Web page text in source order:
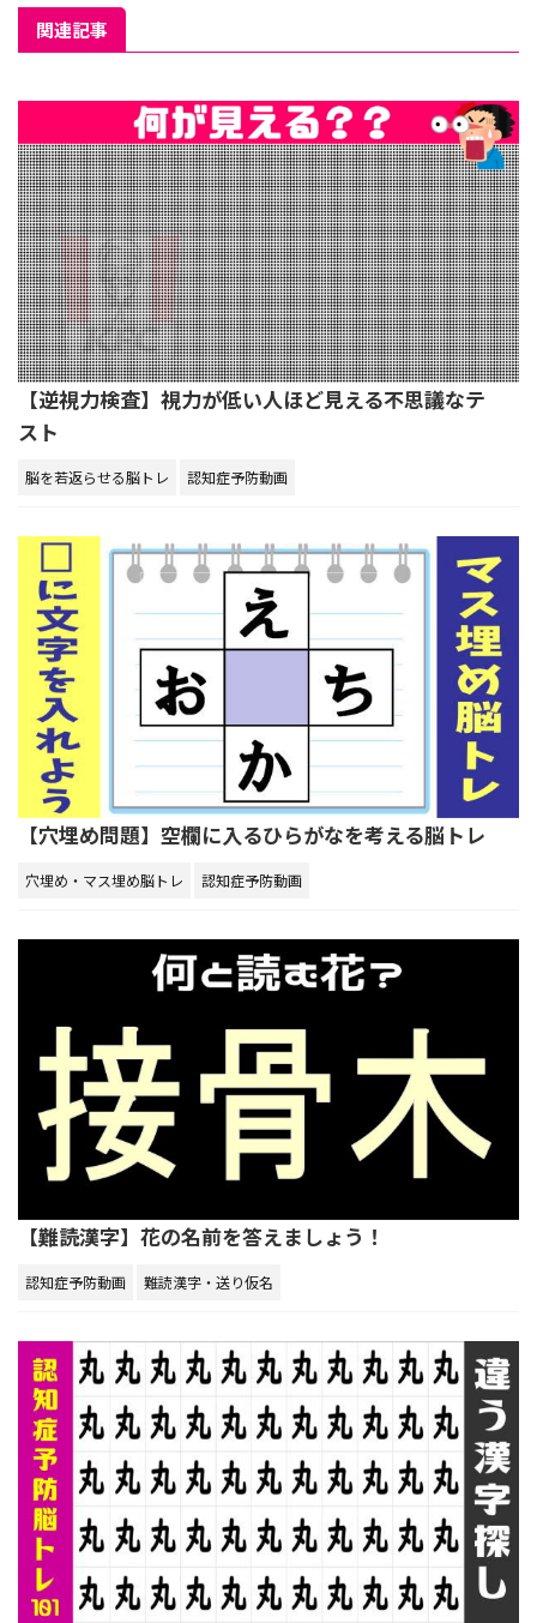
関連記事
【逆視力検査】視力が低い人ほど見える不思議なテ
スト
脳を若返らせる脳トレ 認知症予防動画
【穴埋め問題】空欄に入るひらがなを考える脳トレ
穴埋め・マス埋め脳トレ 認知症予防動画
【難読漢字】花の名前を答えましょう！
認知症予防動画 難読漢字・送り仮名